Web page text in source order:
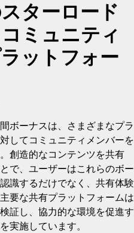
ターロード
ミュニティ
ットフォー
ボーナスは、さまざまなプラ
してコミュニティメンバーを
創造的なコンテンツを共有
で、ユーザーはこれらのボー
識するだけでなく、共有体験
要な共有プラットフォームは
証し、協力的な環境を促進す
実施しています。